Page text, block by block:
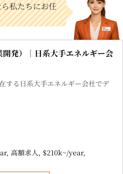
私たちにお任
発）｜日系大手エネルギー会
する日系大手エネルギー会社でデ
高額求人 $210k~/year